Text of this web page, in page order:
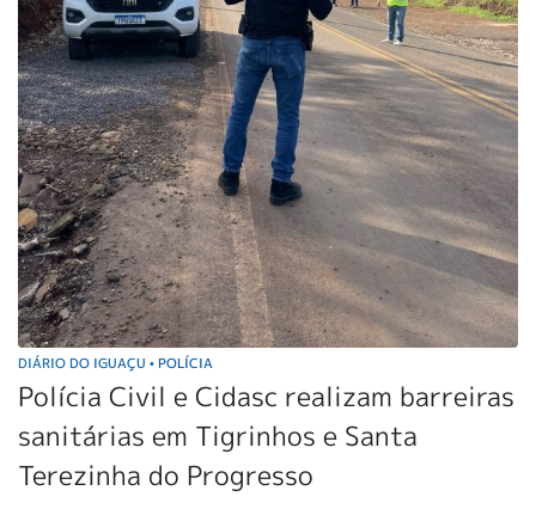
DIÁRIO DO IGUAÇU • POLÍCIA
Polícia Civil e Cidasc realizam barreiras
sanitárias em Tigrinhos e Santa
Terezinha do Progresso